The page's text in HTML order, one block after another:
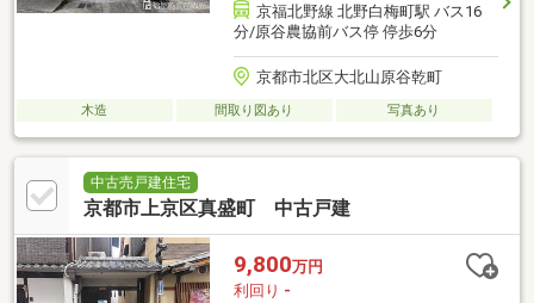
京福北野線 北野白梅町駅 バス16
分/原谷農協前バス停 停歩6分
京都市北区大北山原谷乾町
木造 間取り図あり 写真あり
中古売戸建住宅
京都市上京区真盛町 中古戸建
9,800万円
利回り -